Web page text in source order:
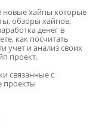
новые хайпы которые
обзоры хайпов,
денег в
как посчитать
учет и анализ своих
проект.
связанные с
проекты